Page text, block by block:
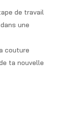
de travail
une
couture
ta nouvelle